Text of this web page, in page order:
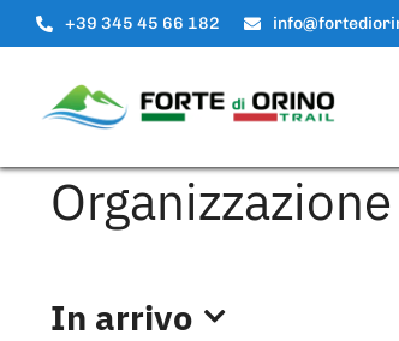
Salta
al
contenuto
+39 345 45 66 182
Organizzazione
In arrivo